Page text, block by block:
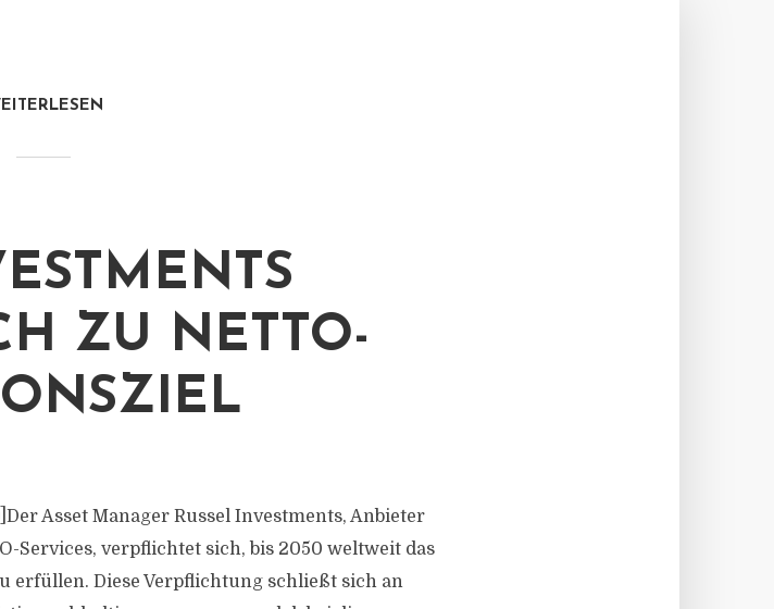
ZU NETTO-
Asset Manager Russel Investments, Anbieter
Services, verpflichtet sich, bis 2050 weltweit das
erfüllen. Diese Verpflichtung schließt sich an